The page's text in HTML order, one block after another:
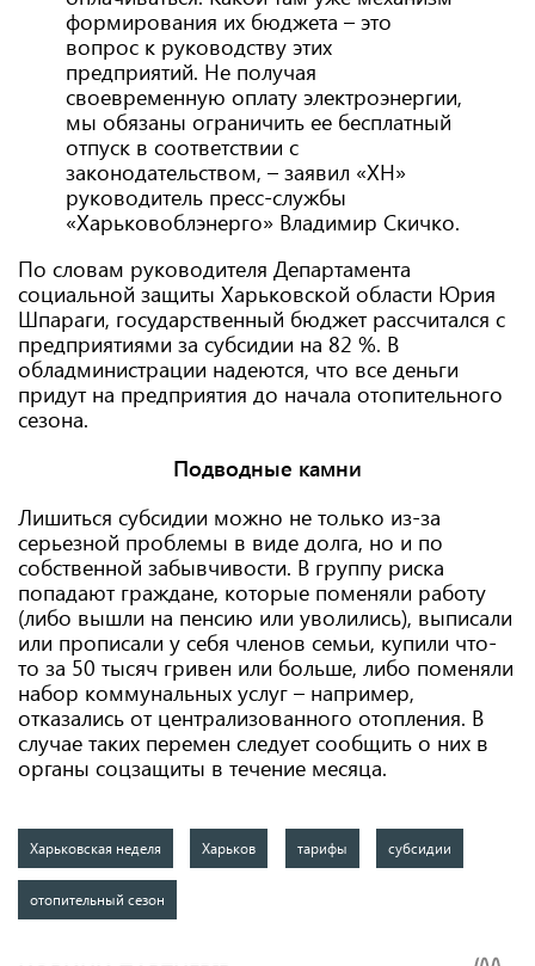
формирования их бюджета – это
вопрос к руководству этих
предприятий. Не получая
своевременную оплату электроэнергии,
мы обязаны ограничить ее бесплатный
отпуск в соответствии с
законодательством, – заявил «ХН»
руководитель пресс-службы
«Харьковоблэнерго» Владимир Скичко.
По словам руководителя Департамента
социальной защиты Харьковской области Юрия
Шпараги, государственный бюджет рассчитался с
предприятиями за субсидии на 82 %. В
обладминистрации надеются, что все деньги
придут на предприятия до начала отопительного
сезона.
Подводные камни
Лишиться субсидии можно не только из-за
серьезной проблемы в виде долга, но и по
собственной забывчивости. В группу риска
попадают граждане, которые поменяли работу
(либо вышли на пенсию или уволились), выписали
или прописали у себя членов семьи, купили что-
то за 50 тысяч гривен или больше, либо поменяли
набор коммунальных услуг – например,
отказались от централизованного отопления. В
случае таких перемен следует сообщить о них в
органы соцзащиты в течение месяца.
Харьковская неделя Харьков тарифы субсидии
отопительный сезон